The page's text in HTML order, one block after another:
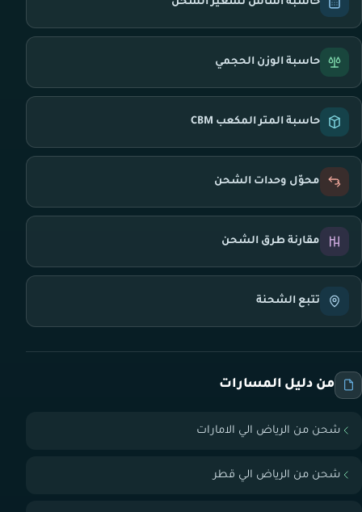
حاسبة الوزن الحجمي
حاسبة المتر المكعب CBM
محوّل وحدات الشحن
مقارنة طرق الشحن
تتبع الشحنة
من دليل المسارات
شحن من الرياض الي الامارات
شحن من الرياض الي قطر